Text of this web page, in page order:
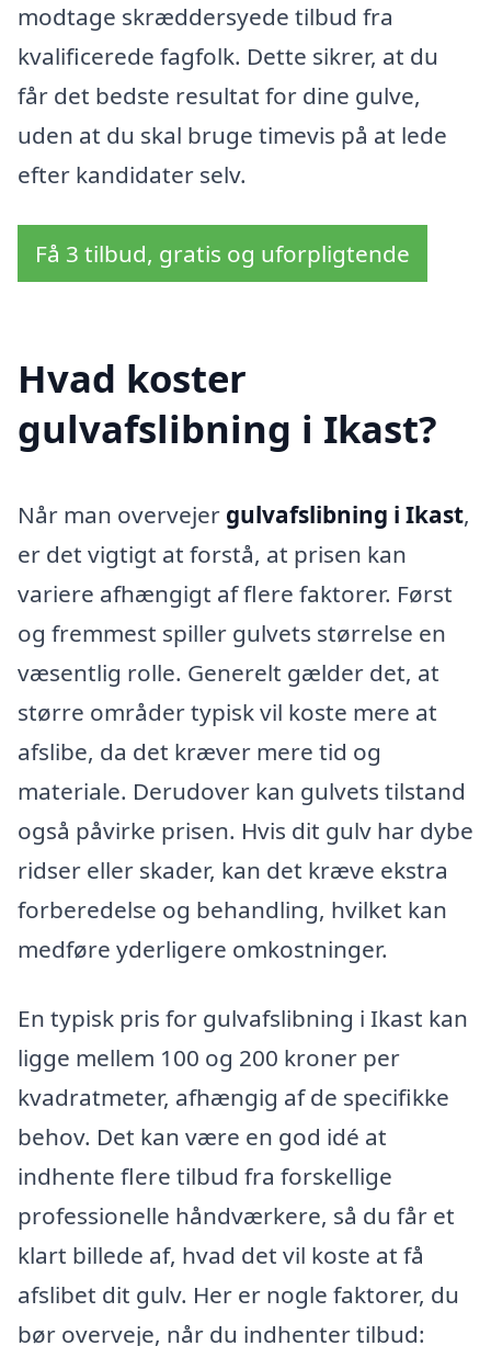
modtage skræddersyede tilbud fra
kvalificerede fagfolk. Dette sikrer, at du
får det bedste resultat for dine gulve,
uden at du skal bruge timevis på at lede
efter kandidater selv.
Få 3 tilbud, gratis og uforpligtende
Hvad koster
gulvafslibning i Ikast?
Når man overvejer gulvafslibning i Ikast,
er det vigtigt at forstå, at prisen kan
variere afhængigt af flere faktorer. Først
og fremmest spiller gulvets størrelse en
væsentlig rolle. Generelt gælder det, at
større områder typisk vil koste mere at
afslibe, da det kræver mere tid og
materiale. Derudover kan gulvets tilstand
også påvirke prisen. Hvis dit gulv har dybe
ridser eller skader, kan det kræve ekstra
forberedelse og behandling, hvilket kan
medføre yderligere omkostninger.
En typisk pris for gulvafslibning i Ikast kan
ligge mellem 100 og 200 kroner per
kvadratmeter, afhængig af de specifikke
behov. Det kan være en god idé at
indhente flere tilbud fra forskellige
professionelle håndværkere, så du får et
klart billede af, hvad det vil koste at få
afslibet dit gulv. Her er nogle faktorer, du
bør overveje, når du indhenter tilbud: